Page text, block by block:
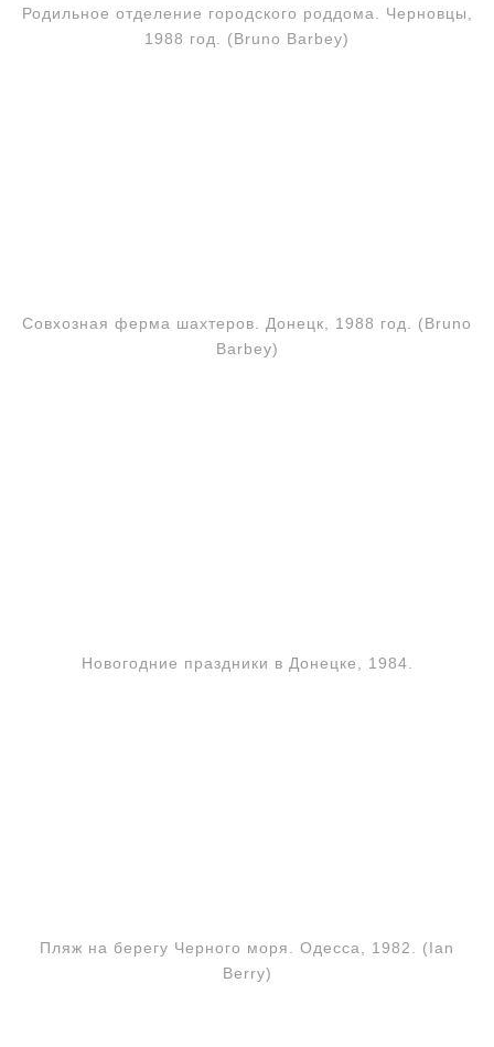
Родильное отделение городского роддома. Черновцы,
1988 год. (Bruno Barbey)
Совхозная ферма шахтеров. Донецк, 1988 год. (Bruno
Barbey)
Новогодние праздники в Донецке, 1984.
Пляж на берегу Черного моря. Одесса, 1982. (Ian
Berry)